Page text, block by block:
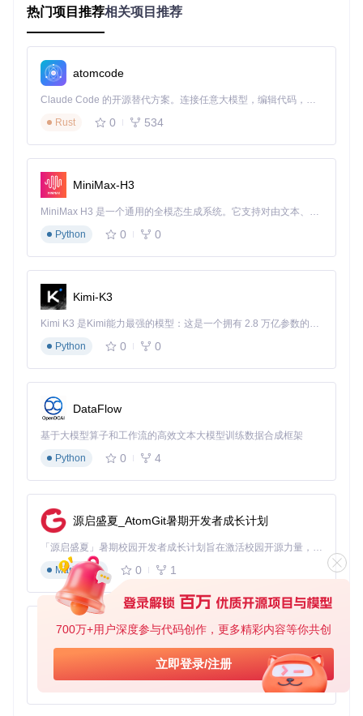
700万+用户深度参与代码创作，更多精彩内容等你共创
立即登录/注册
这类错误直接导致编译中断，通常与编译器架构不匹配或系统
宏定义错误有关。
环境诊断：构建环境健康检查
在着手解决编译问题前，需要对开发环境进行全面诊断，排除
基础配置问题。
环境校验工具推荐
1. 编译器架构检测工具
cl.exe /? | findstr /i
该命令可显示当前编译器的目标架构，64位环境应显示"x6
4"或"AMD64"。
创建check_pg_env.ps1 ：
$pgConfig = (Get-Item (Get-Command
Write-Host
Write-Host "PostgreSQL版本:
Write-Host
Write-Host "C++编译器: $(pg_config --cxx)"
Write-Host
"包含路径: $
跨版本兼容性矩阵
PostgreS
QL版本
支持的Visual S
tudio版本
推荐Windows
SDK版本
工具
16.x 2022 10.0.22621.0
14.3
15.x 2019/2022 10.0.19041.0
MSVC
14.2
2017/2019 10.0.18362.0
MSVC
14.1
⚠️ 警告：不匹配的版本组合会导致各种难以诊断的编译错
热门项目推荐相关项目推荐
atomcode
Claude Code 的开源替代方案。连接任意大模型，编辑代码，运行命令，自动验证 — 全自动执行。用 Rust 构建，极致性能。 ｜ An open-source alternative to Claude Code. Connect any LLM, edit code, run commands, and verify changes — autonomously. Built in Rust for speed. Get Started
Rust
0 534
MiniMax-H3
MiniMax H3 是一个通用的全模态生成系统。它支持对由文本、图像、视频和音频组成的多模态上下文进行统一理解，并能生成分辨率高达 2K、时长可达 15 秒的带原生立体声音频的视频。得益于面向任务泛化的系统设计，H3 在预训练阶段就已具备广泛的多模态上下文理解与生成能力，能够出色地执行复杂的多模态指令。
Python
0 0
Kimi-K3
Kimi K3 是Kimi能力最强的模型：这是一个拥有 2.8 万亿参数的混合专家（MoE）模型，具备原生视觉理解能力，并支持 100 万 token 的上下文窗口。
Python
0 0
DataFlow
基于大模型算子和工作流的高效文本大模型训练数据合成框架
Python
0 4
源启盛夏_AtomGit暑期开发者成长计划
「源启盛夏」暑期校园开发者成长计划旨在激活校园开源力量，通过积分激励、认证扶持、资源倾斜等形式，引导高校组织和开发者完成「入驻 — 建项目 — 做贡献 — 获认证 — 得资源」的完整闭环。无论你是想带领社团入驻平台的组织者，还是希望用代码贡献证明自己的开发者，都能在这里找到属于你的成长路径。
Markdown
0 1
py-xiaozhi
基于Python的Xiaozhi AI，适用于想要完整Xiaozhi体验而无需拥有专用硬件的用户。
Python
0 1